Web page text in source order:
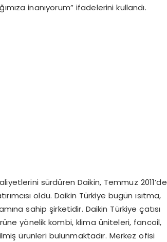
inanıyorum” ifadelerini kullandı.
sürdüren Daikin, Temmuz 2011’de
oldu. Daikin Türkiye bugün ısıtma,
sahip şirketidir. Daikin Türkiye çatısı
yönelik kombi, klima üniteleri, fancoil,
ürünleri bulunmaktadır. Merkez ofisi